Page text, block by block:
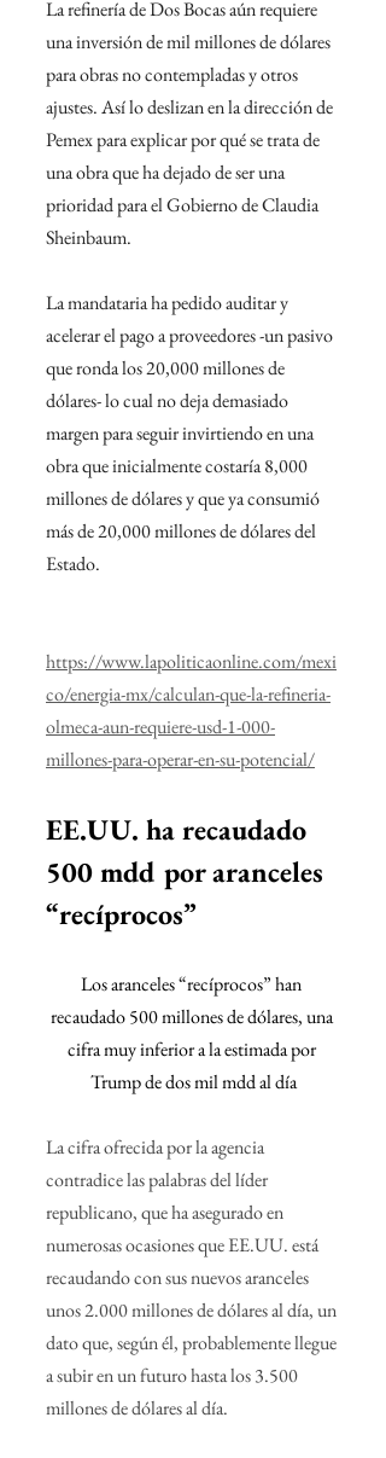
La refinería de Dos Bocas aún requiere
una inversión de mil millones de dólares
para obras no contempladas y otros
ajustes. Así lo deslizan en la dirección de
Pemex para explicar por qué se trata de
una obra que ha dejado de ser una
prioridad para el Gobierno de Claudia
Sheinbaum.
La mandataria ha pedido auditar y
acelerar el pago a proveedores -un pasivo
que ronda los 20,000 millones de
dólares- lo cual no deja demasiado
margen para seguir invirtiendo en una
obra que inicialmente costaría 8,000
millones de dólares y que ya consumió
más de 20,000 millones de dólares del
Estado.
https://www.lapoliticaonline.com/mexi
co/energia-mx/calculan-que-la-refineria-
olmeca-aun-requiere-usd-1-000-
millones-para-operar-en-su-potencial/
EE.UU. ha recaudado
500 mdd por aranceles
“recíprocos”
Los aranceles “recíprocos” han
recaudado 500 millones de dólares, una
cifra muy inferior a la estimada por
Trump de dos mil mdd al día
La cifra ofrecida por la agencia
contradice las palabras del líder
republicano, que ha asegurado en
numerosas ocasiones que EE.UU. está
recaudando con sus nuevos aranceles
unos 2.000 millones de dólares al día, un
dato que, según él, probablemente llegue
a subir en un futuro hasta los 3.500
millones de dólares al día.